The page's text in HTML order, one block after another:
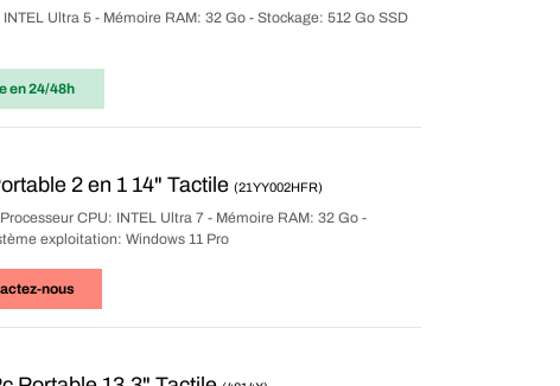
Ultra 5 - Mémoire RAM: 32 Go - Stockage: 512 Go SSD
en 24/48h
2 en 1 14" Tactile (21YY002HFR)
CPU: INTEL Ultra 7 - Mémoire RAM: 32 Go -
exploitation: Windows 11 Pro
nous